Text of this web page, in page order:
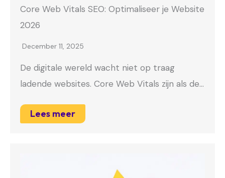
Core Web Vitals SEO: Optimaliseer je Website
2026
December 11, 2025
De digitale wereld wacht niet op traag
ladende websites. Core Web Vitals zijn als de…
Lees meer